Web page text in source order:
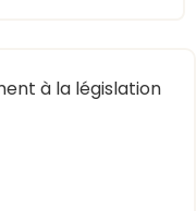
à la législation